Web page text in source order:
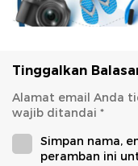
Tinggalkan
Alamat email Anda
wajib ditandai *
Simpan nama,
peramban ini